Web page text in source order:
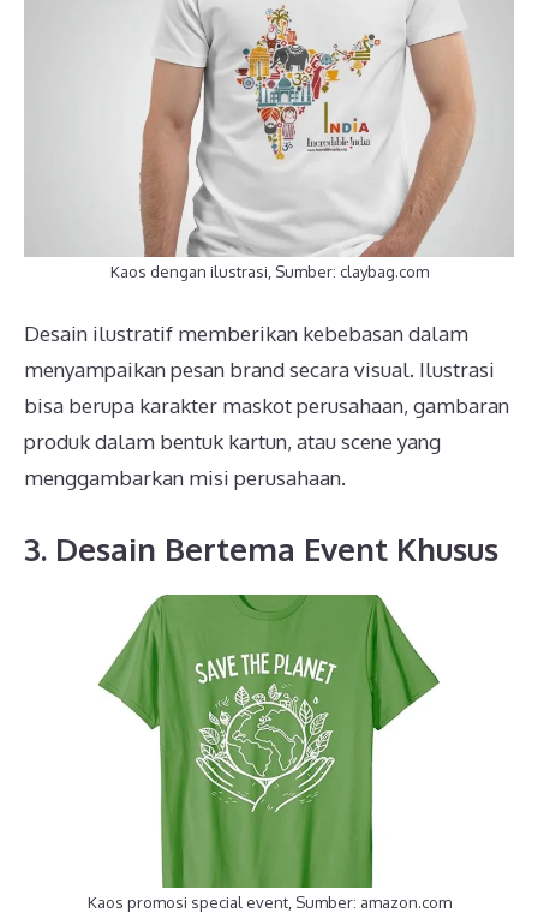
Kaos dengan ilustrasi, Sumber: claybag.com
Desain ilustratif memberikan kebebasan dalam
menyampaikan pesan brand secara visual. Ilustrasi
bisa berupa karakter maskot perusahaan, gambaran
produk dalam bentuk kartun, atau scene yang
menggambarkan misi perusahaan.
3. Desain Bertema Event Khusus
Kaos promosi special event, Sumber: amazon.com